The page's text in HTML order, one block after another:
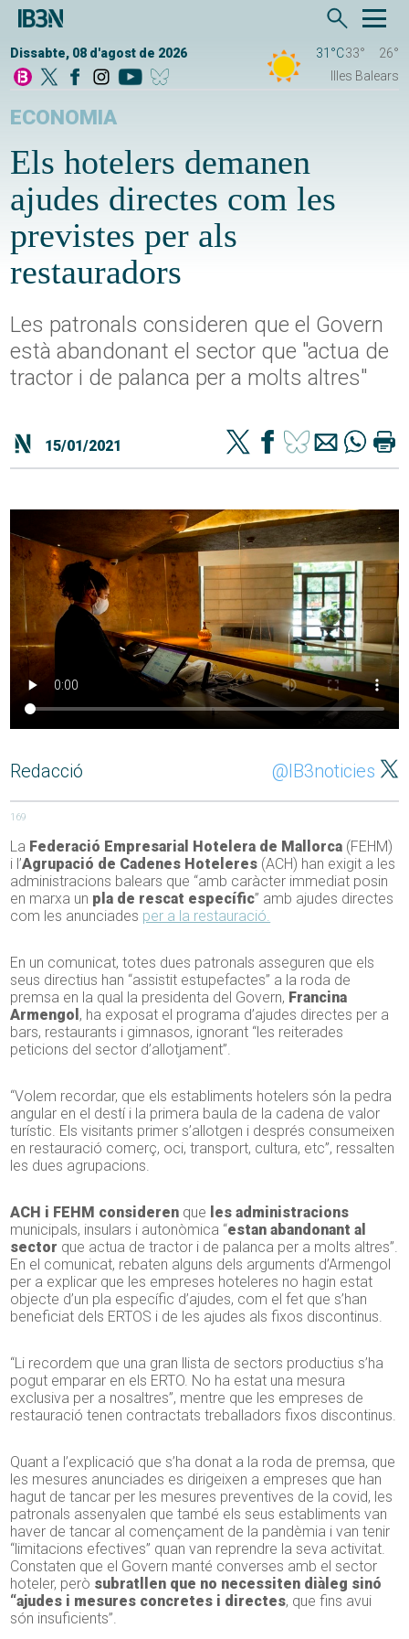
Dissabte, 08 d'agost de 2026 31°C33°
26°
Illes Balears
ECONOMIA
Els hotelers demanen
ajudes directes com les
previstes per als
restauradors
Les patronals consideren que el Govern
està abandonant el sector que "actua de
tractor i de palanca per a molts altres"
15/01/2021
Redacció @IB3noticies
169
La Federació Empresarial Hotelera de Mallorca (FEHM)
i l’Agrupació de Cadenes Hoteleres (ACH) han exigit a les
administracions balears que “amb caràcter immediat posin
en marxa un pla de rescat específic” amb ajudes directes
com les anunciades per a la restauració.
En un comunicat, totes dues patronals asseguren que els
seus directius han “assistit estupefactes” a la roda de
premsa en la qual la presidenta del Govern, Francina
Armengol , ha exposat el programa d’ajudes directes per a
bars, restaurants i gimnasos, ignorant “les reiterades
peticions del sector d’allotjament”.
“Volem recordar, que els establiments hotelers són la pedra
angular en el destí i la primera baula de la cadena de valor
turístic. Els visitants primer s’allotgen i després consumeixen
en restauració comerç, oci, transport, cultura, etc”, ressalten
les dues agrupacions.
ACH i FEHM consideren que les administracions
municipals, insulars i autonòmica “estan abandonant al
sector que actua de tractor i de palanca per a molts altres”.
En el comunicat, rebaten alguns dels arguments d’Armengol
per a explicar que les empreses hoteleres no hagin estat
objecte d’un pla específic d’ajudes, com el fet que s’han
beneficiat dels ERTOS i de les ajudes als fixos discontinus.
“Li recordem que una gran llista de sectors productius s’ha
pogut emparar en els ERTO. No ha estat una mesura
exclusiva per a nosaltres”, mentre que les empreses de
restauració tenen contractats treballadors fixos discontinus.
Quant a l’explicació que s’ha donat a la roda de premsa, que
les mesures anunciades es dirigeixen a empreses que han
hagut de tancar per les mesures preventives de la covid, les
patronals assenyalen que també els seus establiments van
haver de tancar al començament de la pandèmia i van tenir
“limitacions efectives” quan van reprendre la seva activitat.
Constaten que el Govern manté converses amb el sector
hoteler, però subratllen que no necessiten diàleg sinó
“ajudes i mesures concretes i directes, que fins avui
són insuficients”.